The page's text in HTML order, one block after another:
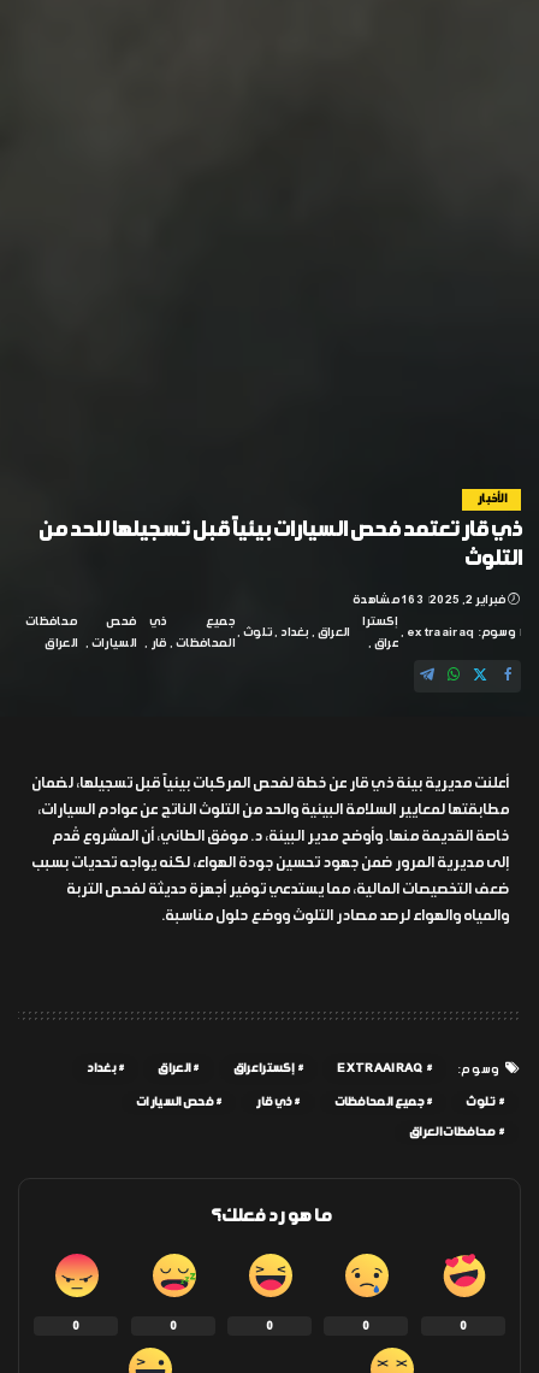
الأخبار
ذي قار تعتمد فحص السيارات بيئياً قبل تسجيلها للحد من
التلوث
فبراير 2, 2025 163 مشاهدة
وسوم: extraairaq
إكسترا
عراق
العراق بغداد تلوث
جميع
المحافظات
ذي
قار
فحص
السيارات
محافظات
العراق
أعلنت مديرية بيئة ذي قار عن خطة لفحص المركبات بيئياً قبل تسجيلها، لضمان
مطابقتها لمعايير السلامة البيئية والحد من التلوث الناتج عن عوادم السيارات،
خاصة القديمة منها. وأوضح مدير البيئة، د. موفق الطائي، أن المشروع قُدم
إلى مديرية المرور ضمن جهود تحسين جودة الهواء، لكنه يواجه تحديات بسبب
ضعف التخصيصات المالية، مما يستدعي توفير أجهزة حديثة لفحص التربة
والمياه والهواء لرصد مصادر التلوث ووضع حلول مناسبة.
وسوم: EXTRAAIRAQ إكسترا عراق العراق بغداد
تلوث جميع المحافظات ذي قار فحص السيارات
محافظات العراق
ما هو رد فعلك؟
0
0
0
0
0